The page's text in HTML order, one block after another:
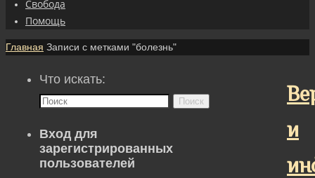
Свобода
Помощь
Главная Записи с метками "болезнь"
и
Что искать:
Поиск
Вход для
зарегистрированных
пользователей